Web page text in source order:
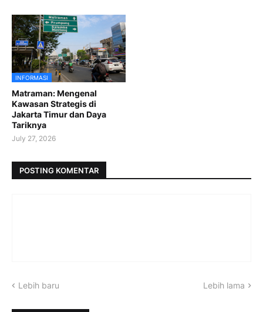
INFORMASI
Matraman: Mengenal
Kawasan Strategis di
Jakarta Timur dan Daya
Tariknya
July 27, 2026
POSTING KOMENTAR
Lebih baru Lebih lama